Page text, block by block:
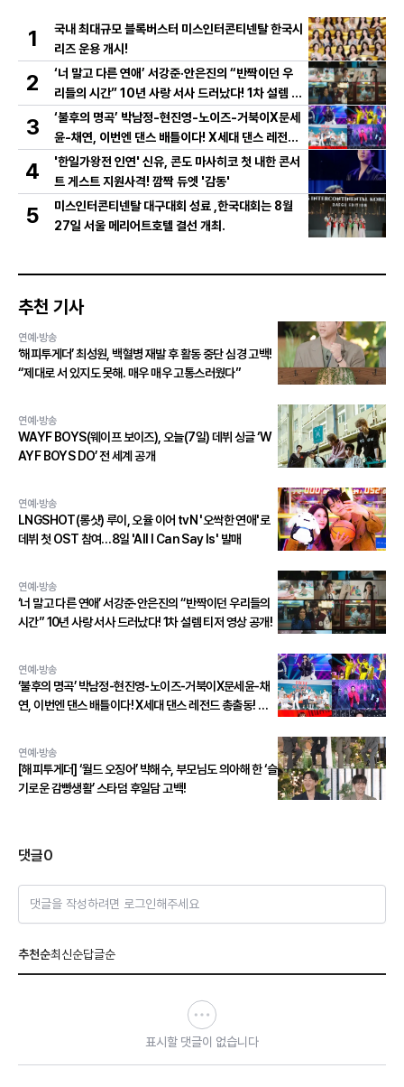
1
국내 최대규모 블록버스터 미스인터콘티넨탈 한국시
리즈 운용 개시!
2
‘너 말고 다른 연애’ 서강준·안은진의 “반짝이던 우
리들의 시간” 10년 사랑 서사 드러났다! 1차 설렘 티
저 영상 공개!
3
‘불후의 명곡’ 박남정-현진영-노이즈-거북이X문세
윤-채연, 이번엔 댄스 배틀이다! X세대 댄스 레전드
총출동! 댄스 본능 깨운다!
4
'한일가왕전 인연' 신유, 콘도 마사히코 첫 내한 콘서
트 게스트 지원사격! 깜짝 듀엣 '감동'
5
미스인터콘티넨탈 대구대회 성료 ,한국대회는 8월
27일 서울 메리어트호텔 결선 개최.
추천 기사
연예·방송
‘해피투게더’ 최성원, 백혈병 재발 후 활동 중단 심경 고백!
“제대로 서 있지도 못해. 매우 매우 고통스러웠다”
연예·방송
WAYF BOYS(웨이프 보이즈), 오늘(7일) 데뷔 싱글 ‘W
AYF BOYS DO’ 전 세계 공개
연예·방송
LNGSHOT(롱샷) 루이, 오율 이어 tvN '오싹한 연애'로
데뷔 첫 OST 참여…8일 'All I Can Say Is' 발매
연예·방송
‘너 말고 다른 연애’ 서강준·안은진의 “반짝이던 우리들의
시간” 10년 사랑 서사 드러났다! 1차 설렘 티저 영상 공개!
연예·방송
‘불후의 명곡’ 박남정-현진영-노이즈-거북이X문세윤-채
연, 이번엔 댄스 배틀이다! X세대 댄스 레전드 총출동! 댄
연예·방송
[해피투게더] ‘월드 오징어’ 박해수, 부모님도 의아해 한 ‘슬
기로운 감빵생활’ 스타덤 후일담 고백!
댓글0
댓글을 작성하려면 로그인해주세요
추천순최신순답글순
표시할 댓글이 없습니다